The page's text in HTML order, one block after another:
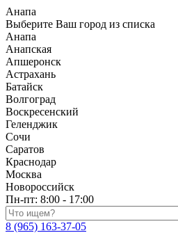
Анапа
Выберите Ваш город из списка
Анапа
Анапская
Апшеронск
Астрахань
Батайск
Волгоград
Воскресенский
Геленджик
Сочи
Саратов
Краснодар
Москва
Новороссийск
Пн-пт: 8:00 - 17:00
Поиск по каталогу
8 (965) 163-37-05